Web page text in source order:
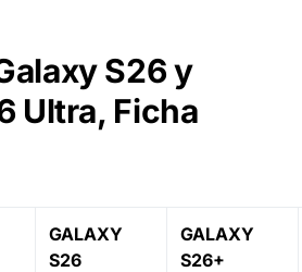
S26 y
Ultra, Ficha
GALAXY
S26
GALAXY
S26+